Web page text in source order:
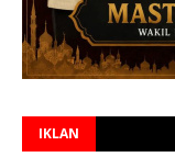
IKLAN